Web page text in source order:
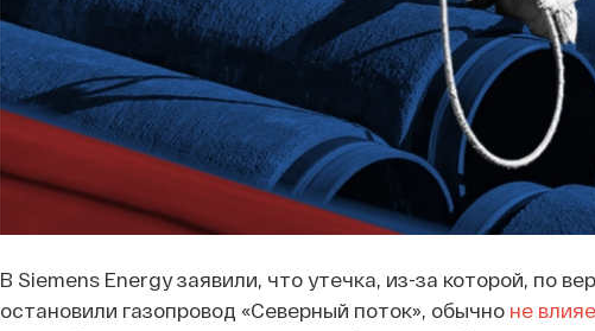
В Siemens Energy заявили, что утечка, из-за которой, по
остановили газопровод «Северный поток», обычно не